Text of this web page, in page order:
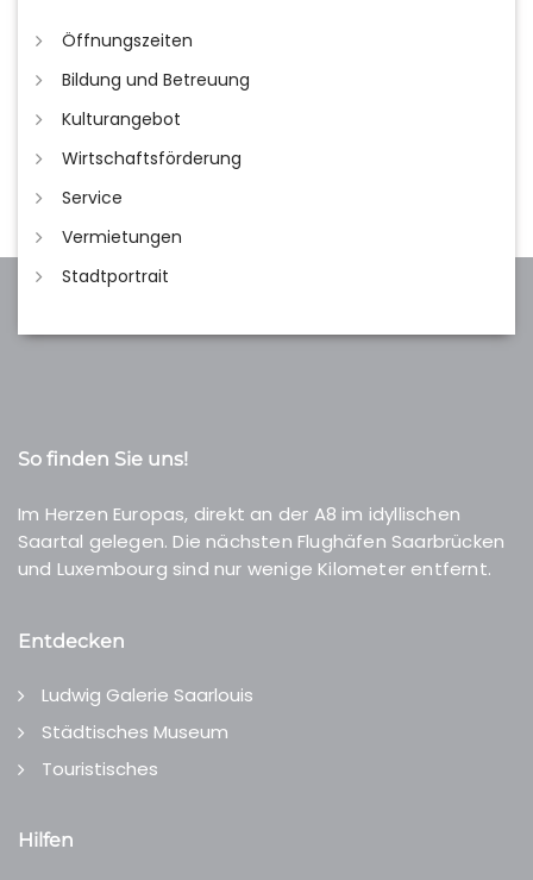
Öffnungszeiten
Bildung und Betreuung
Kulturangebot
Wirtschaftsförderung
Service
Vermietungen
Stadtportrait
So finden Sie uns!
Im Herzen Europas, direkt an der A8 im idyllischen
Saartal gelegen. Die nächsten Flughäfen Saarbrücken
und Luxembourg sind nur wenige Kilometer entfernt.
Entdecken
Ludwig Galerie Saarlouis
Städtisches Museum
Touristisches
Hilfen